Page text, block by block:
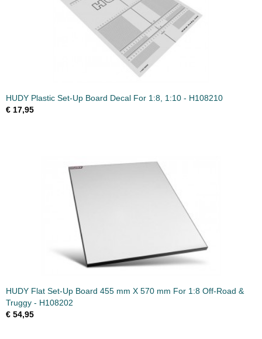
HUDY Plastic Set-Up Board Decal For 1:8, 1:10 - H108210
€ 17,95
HUDY Flat Set-Up Board 455 mm X 570 mm For 1:8 Off-Road &
Truggy - H108202
€ 54,95